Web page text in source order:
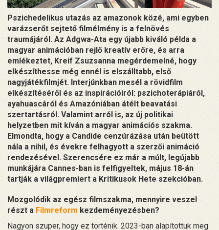
Pszichedelikus utazás az amazonok közé, ami egyben
varázserőt sejtető filmélmény is a felnövés
traumájáról. Az Adgwa-Ata egy újabb kiváló példa a
magyar animációban rejlő kreatív erőre, és arra
emlékeztet, Kreif Zsuzsanna megérdemelné, hogy
elkészíthesse még ennél is elszálltabb, első
nagyjátékfilmjét. Interjúnkban mesél a rövidfilm
elkészítéséről és az inspirációiról: pszichoterápiáról,
ayahuascáról és Amazóniában átélt beavatási
szertartásról. Valamint arról is, az új politikai
helyzetben mit kíván a magyar animációs szakma.
Elmondta, hogy a Candide cenzúrázása után beütött
nála a nihil, és évekre felhagyott a szerzői animáció
rendezésével. Szerencsére ez már a múlt, legújabb
munkájára Cannes-ban is felfigyeltek, május 18-án
tartják a világpremiert a Kritikusok Hete szekcióban.
Mozgolódik az egész filmszakma, mennyire veszel
részt a Filmreform kezdeményezésben?
Nagyon szuper, hogy ez történik. 2023-ban alapítottuk meg